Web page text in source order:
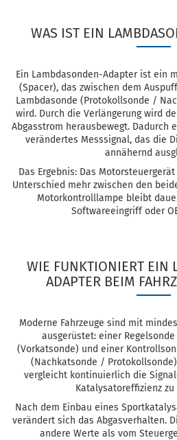
WAS IST EIN
Ein Lambdasonden-Adapter ist ein
(Spacer), das zwischen dem
Lambdasonde (Protokollsonde /
wird. Durch die Verlängerung wird
Abgasstrom herausbewegt. Dadurch
verändertes Messsignal, das die
annähernd
Das Ergebnis: Das
Unterschied mehr zwischen den
Motorkontrolllampe bleibt
Softwareeingriff oder
WIE FUNKTIONIERT EIN
ADAPTER BEIM
Moderne Fahrzeuge sind mit
ausgerüstet: einer
(Vorkatsonde) und einer
(Nachkatsonde /
vergleicht kontinuierlich die
Katalysatoreffizienz zu
Nach dem Einbau eines
verändert sich das Abgasverhalten.
andere Werte als vom